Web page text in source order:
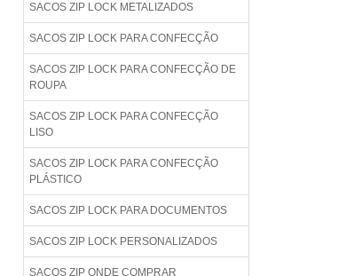
SACOS ZIP LOCK METALIZADOS
SACOS ZIP LOCK PARA CONFECÇÃO
SACOS ZIP LOCK PARA CONFECÇÃO DE
ROUPA
SACOS ZIP LOCK PARA CONFECÇÃO
LISO
SACOS ZIP LOCK PARA CONFECÇÃO
PLÁSTICO
SACOS ZIP LOCK PARA DOCUMENTOS
SACOS ZIP LOCK PERSONALIZADOS
SACOS ZIP ONDE COMPRAR